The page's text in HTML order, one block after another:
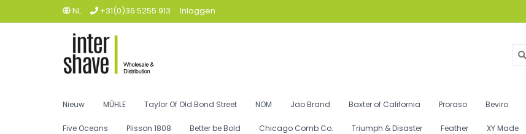
NL +31(0)36 5255 913 Inloggen
Nieuw MÜHLE Taylor Of Old Bond Street NOM Jao Brand Baxter of California Proraso Beviro
Five Oceans Plisson 1808 Better be Bold Chicago Comb Co. Triumph & Disaster Feather XY Made